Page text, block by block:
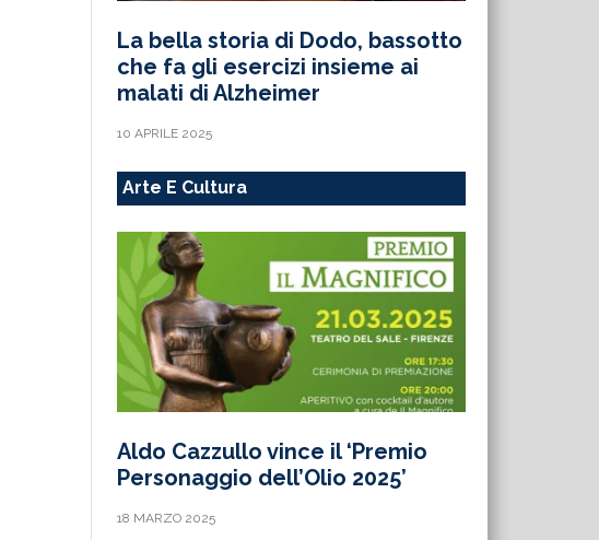
La bella storia di Dodo, bassotto
che fa gli esercizi insieme ai
malati di Alzheimer
10 APRILE 2025
Arte E Cultura
Aldo Cazzullo vince il ‘Premio
Personaggio dell’Olio 2025’
18 MARZO 2025